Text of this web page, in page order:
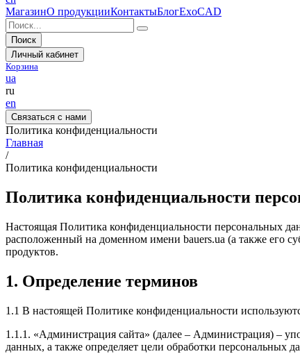
МагазинО продукцииКонтактыБлогExoCAD
Поиск
Личный кабинет
Корзина
ua
ru
en
Связаться с нами
Политика конфиденциальности
Главная
/
Политика конфиденциальности
Политика конфиденциальности
Настоящая Политика конфиденциальности персональных
расположенный на доменном имени bauers.ua (а также его
продуктов.
1. Определение терминов
1.1 В настоящей Политике конфиденциальности
1.1.1. «Администрация сайта» (далее – Администрация) –
данных, а также определяет цели обработки